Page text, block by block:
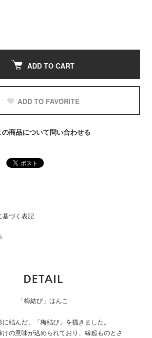
ADD TO CART
ADD TO FAVORITE
の商品について問い合わせる
基づく表記
DETAIL
「梅結び」はんこ
結んだ、「梅結び」を描きました。
けの意味が込められており、縁起ものとさ